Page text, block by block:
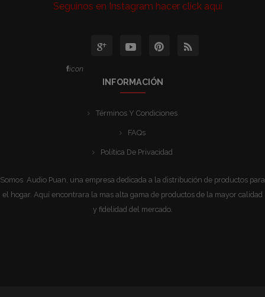
Seguinos en Instagram hacer click aqui
icon
INFORMACIÓN
Términos Y Condiciones
FAQs
Política De Privacidad
Somos Audio Puan, una empresa dedicada a la distribución de productos para
el hogar. Aquí encontrara la mas alta gama de productos de la mayor calidad
y fidelidad del mercado.